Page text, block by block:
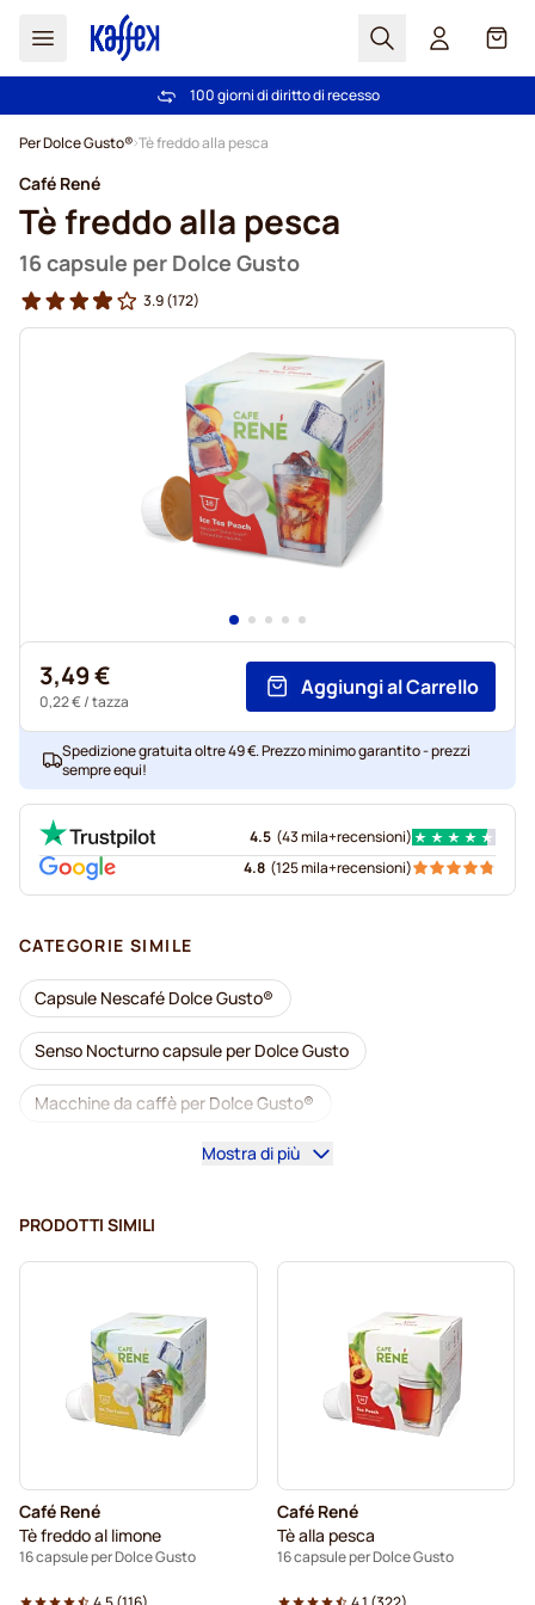
Search
Spedizione Gratuita oltre 49 €
100 giorni di diritto di recesso
Per Dolce Gusto® Tè freddo alla pesca
Café René
Tè freddo alla pesca
16 capsule per Dolce Gusto
3.9(172)
3,49 €
0,22 €/ tazza
Aggiungi al Carrello
Spedizione gratuita oltre 49 €. Prezzo minimo garantito - prezzi
sempre equi!
4.5 (43 mila+recensioni)
4.8 (125 mila+recensioni)
CATEGORIE SIMILE
Capsule Nescafé Dolce Gusto®
Senso Nocturno capsule per Dolce Gusto
Macchine da caffè per Dolce Gusto®
Accesori per Dolce Gusto®
Pulizia e manutenzione per Dolce Gusto
Segafredo capsule caffè per Dolce Gusto
Café René capsule caffè per Dolce Gusto
Caffè Borbone per Dolce Gusto
Capsule per Dolce Gusto®
Mostra di più
PRODOTTI SIMILI
Café René
Tè freddo al limone
16 capsule per Dolce Gusto
Café René
Tè alla pesca
16 capsule per Dolce Gusto